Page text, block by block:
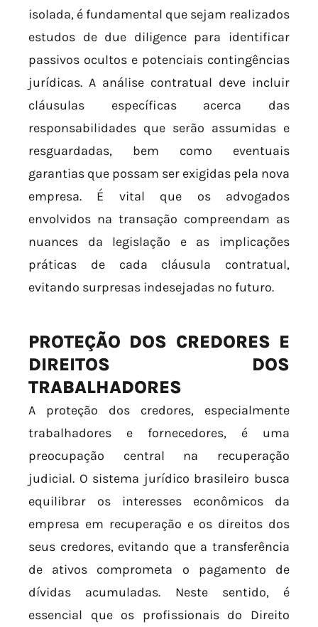
isolada, é fundamental que sejam realizados
estudos de due diligence para identificar
passivos ocultos e potenciais contingências
jurídicas. A análise contratual deve incluir
cláusulas específicas acerca das
responsabilidades que serão assumidas e
resguardadas, bem como eventuais
garantias que possam ser exigidas pela nova
empresa. É vital que os advogados
envolvidos na transação compreendam as
nuances da legislação e as implicações
práticas de cada cláusula contratual,
evitando surpresas indesejadas no futuro.
PROTEÇÃO DOS CREDORES E
DIREITOS DOS
TRABALHADORES
A proteção dos credores, especialmente
trabalhadores e fornecedores, é uma
preocupação central na recuperação
judicial. O sistema jurídico brasileiro busca
equilibrar os interesses econômicos da
empresa em recuperação e os direitos dos
seus credores, evitando que a transferência
de ativos comprometa o pagamento de
dívidas acumuladas. Neste sentido, é
essencial que os profissionais do Direito